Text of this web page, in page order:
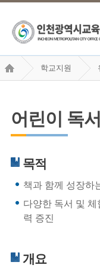
학교지원
어린이 독
목적
책과 함께 성장하
다양한 독서 및
력 증진
개요